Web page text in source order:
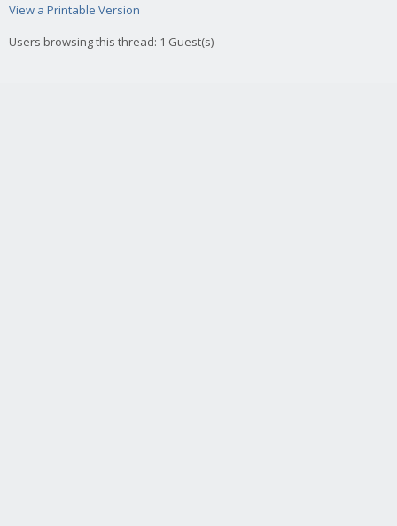
View a Printable Version
Users browsing this thread: 1 Guest(s)